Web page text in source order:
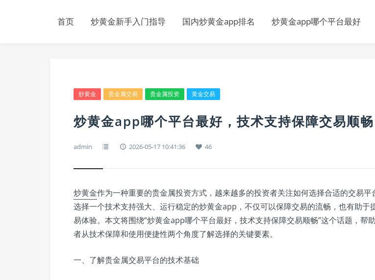
首页 炒黄金新手入门指导 国内炒黄金app排名 炒黄金app哪个平台最好
炒黄金 贵金属交易 贵金属投资 黄金交易
炒黄金app哪个平台最好，技术支持保障交易顺畅
admin 2026-05-17 10:41:36 46
炒黄金作为一种重要的贵金属投资方式，越来越多的投资者关注如何选择合适的交易平
选择一个技术支持强大、运行稳定的炒黄金app，不仅可以保障交易的流畅，也有助于
易体验。本文将围绕“炒黄金app哪个平台最好，技术支持保障交易顺畅”这个话题，帮
者从技术保障和使用便捷性两个角度了解选择的关键要素。
一、了解贵金属交易平台的技术基础